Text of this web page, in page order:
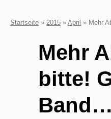
Startseite » 2015 » April » Mehr
Mehr
bitte!
Band…